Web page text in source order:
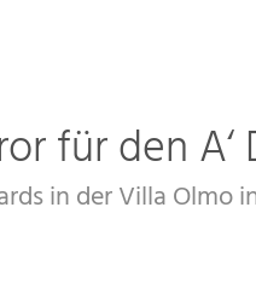
für den
in der Villa Olmo